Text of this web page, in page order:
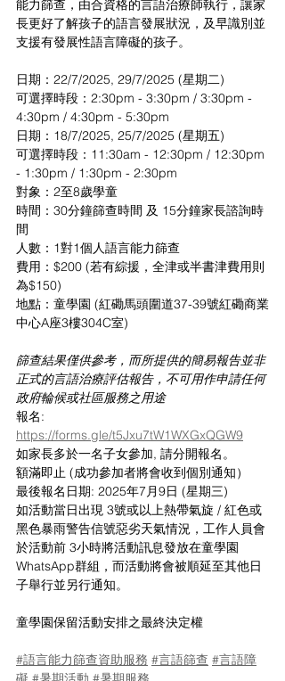
能力篩查，由合資格的言語治療師執行，讓家
長更好了解孩子的語言發展狀況，及早識別並
支援有發展性語言障礙的孩子。
日期：22/7/2025, 29/7/2025 (星期二)
可選擇時段：2:30pm - 3:30pm / 3:30pm -
4:30pm / 4:30pm - 5:30pm
日期：18/7/2025, 25/7/2025 (星期五)
可選擇時段：11:30am - 12:30pm / 12:30pm
- 1:30pm / 1:30pm - 2:30pm
對象：2至8歲學童
時間：30分鐘篩查時間 及 15分鐘家長諮詢時
間
人數：1對1個人語言能力篩查
費用：$200 (若有綜援，全津或半書津費用則
為$150)
地點：童學園 (紅磡馬頭圍道37-39號紅磡商業
中心A座3樓304C室)
篩查結果僅供參考，而所提供的簡易報告並非
正式的言語治療評估報告，不可用作申請任何
政府輪候或社區服務之用途
報名:
https://forms.gle/t5Jxu7tW1WXGxQGW9
如家長多於一名子女參加, 請分開報名。
額滿即止 (成功參加者將會收到個別通知）
最後報名日期: 2025年7月9日 (星期三)
如活動當日出現 3號或以上熱帶氣旋 / 紅色或
黑色暴雨警告信號惡劣天氣情況，⼯作⼈員會
於活動前 3⼩時將活動訊息發放在童學園
WhatsApp群組，⽽活動將會被順延⾄其他⽇
⼦舉⾏並另⾏通知。
童學園保留活動安排之最終決定權
#語言能力篩查資助服務 #言語篩查 #言語障